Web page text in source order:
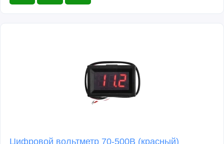
Цифровой вольтметр 70-500В (красный)